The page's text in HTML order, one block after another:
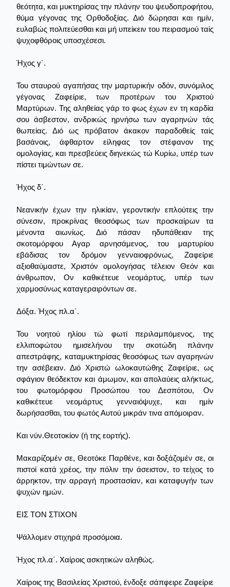
θεότητα, και μυκτηρίσας την πλάνην του ψευδοπροφήτου,
θύμα γέγονας της Ορθοδοξίας. Διό δώρησαι και ημίν,
ευλαβώς πολιτεύεσθαι και μή υπείκειν του πειρασμού ταίς
ψυχοφθόροις υποσχέσεσι.
Ήχος γ΄.
Του σταυρού αγαπήσας την μαρτυρικήν οδόν, συνόμιλος
γέγονας Ζαφείριε, των προτέρων του Χριστού
Μαρτύρων. Της αληθείας γάρ το φως έχων εν τη καρδία
σου άσβεστον, ανδρικώς ηρνήσω των αγαρηνών τάς
θωπείας. Διό ως πρόβατον άκακον παραδοθείς ταίς
βασάνοις, άφθαρτον είληφας τον στέφανον της
ομολογίας, και πρεσβεύεις διηνεκώς τώ Κυρίω, υπέρ των
πίστει τιμώντων σε.
Ήχος δ΄.
Νεανικήν έχων την ηλικίαν, γεροντικήν επλούτεις την
σύνεσιν, προκρίνας θεοσόφως των προσκαίρων τα
μένοντα αιωνίως. Διό πάσαν ηδυπάθειαν της
σκοτομόρφου Αγαρ αρνησάμενος, του μαρτυρίου
εβάδισας τον δρόμον γενναιοφρόνως, Ζαφείριε
αξιοθαύμαστε, Χριστόν ομολογήσας τέλειον Θεόν και
άνθρωπον, Ον καθικέτευε νεομάρτυς, υπέρ των
χαρμοσύνως καταγεραιρόντων σε.
Δόξα. Ήχος πλ.α΄.
Του νοητού ηλίου τώ φωτί περιλαμπόμενος, της
ελλιποφώτου ημισελήνου την σκοτώδη πλάνην
απεστράφης, καταμυκτηρίσας θεοσόφως των αγαρηνών
την ασέβειαν. Διό Χριστώ ωλοκαυτώθης Ζαφείριε, ως
σφάγιον θεόδεκτον και άμωμον, και απολαύεις αλήκτως,
του φωτομόρφου Προσώπου του Δεσπότου, Ον
καθικέτευε νεομάρτυς γενναιόψυχε, και ημίν
δωρήσασθαι, του φωτός Αυτού μικράν τινα απόμοιραν.
Και νύν.Θεοτοκίον (ή της εορτής).
Μακαρίζομέν σε, Θεοτόκε Παρθένε, και δοξάζομέν σε, οι
πιστοί κατά χρέος, την πόλιν την άσειστον, το τείχος το
άρρηκτον, την αρραγή προστασίαν, και καταφυγήν των
ψυχών ημών.
ΕΙΣ ΤΟΝ ΣΤΙΧΟΝ
Ψάλλομεν στιχηρά προσόμοια.
Ήχος πλ.α΄. Χαίροις ασκητικών αληθώς.
Χαίροις της Βασιλείας Χριστού, ένδοξε σάπφειρε Ζαφείριε